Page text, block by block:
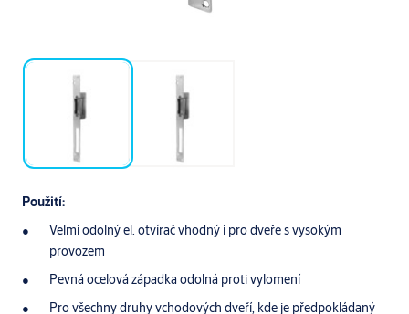
Použití:
Velmi odolný el. otvírač vhodný i pro dveře s vysokým
provozem
Pevná ocelová západka odolná proti vylomení
Pro všechny druhy vchodových dveří, kde je předpokládaný